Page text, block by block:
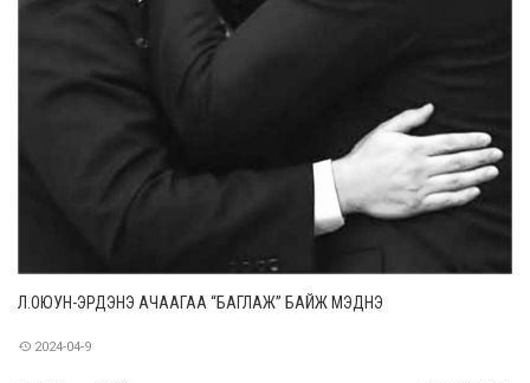
Л.ОЮУН-ЭРДЭНЭ АЧААГАА “БАГЛАЖ” БАЙЖ МЭДНЭ
2024-04-9